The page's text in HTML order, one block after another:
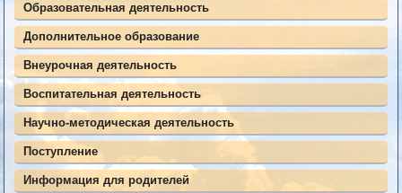
Образовательная деятельность
Дополнительное образование
Внеурочная деятельность
Воспитательная деятельность
Научно-методическая деятельность
Поступление
Информация для родителей